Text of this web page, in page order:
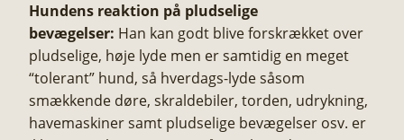
Hundens reaktion på pludselige
bevægelser: Han kan godt blive forskrækket over
pludselige, høje lyde men er samtidig en meget
“tolerant” hund, så hverdags-lyde såsom
smækkende døre, skraldebiler, torden, udrykning,
havemaskiner samt pludselige bevægelser osv. er